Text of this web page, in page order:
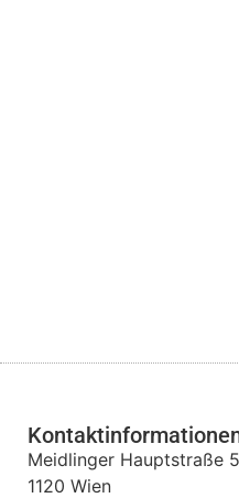
Meidlinger Hauptstraße
1120 Wien